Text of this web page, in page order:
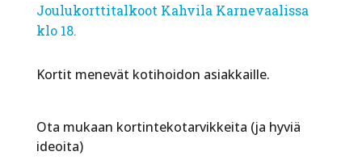
Joulukorttitalkoot Kahvila Karnevaalissa
klo 18.
Kortit menevät kotihoidon asiakkaille.
Ota mukaan kortintekotarvikkeita (ja hyviä
ideoita)